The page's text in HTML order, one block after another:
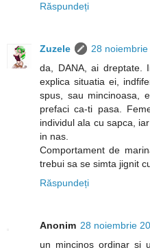
Răspundeți
Zuzele
28
da, DANA, ai dreptate.
explica situatia ei,
spus, sau mincinoasa,
prefaci ca-ti pasa.
individul ala cu sapca,
in nas.
Comportament de
trebui sa se simta jignit
Răspundeți
Anonim 28 noiembrie
un mincinos ordinar si